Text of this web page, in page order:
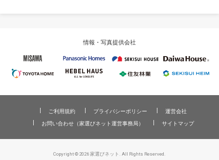
情報・写真提供会社
ご利用規約 プライバシーポリシー
運営会社
お問い合わせ（家選びネット運営事務局）
サイトマップ
Copyright © 2026 家選びネット. All Rights Reserved.